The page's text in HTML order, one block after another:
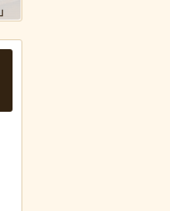
方針
買うじゃん